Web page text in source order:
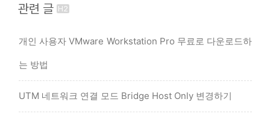
관련 글
개인 사용자 VMware Workstation Pro 무료로 다운로드하
는 방법
UTM 네트워크 연결 모드 Bridge Host Only 변경하기